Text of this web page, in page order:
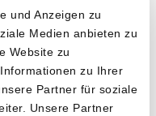
und Anzeigen zu
Medien anbieten zu
Website zu
zu Ihrer
Partner für soziale
Unsere Partner